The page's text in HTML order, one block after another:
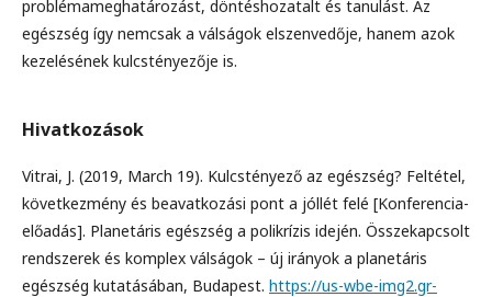
problémameghatározást, döntéshozatalt és tanulást. Az
egészség így nemcsak a válságok elszenvedője, hanem azok
kezelésének kulcstényezője is.
Hivatkozások
Vitrai, J. (2019, March 19). Kulcstényező az egészség? Feltétel,
következmény és beavatkozási pont a jóllét felé [Konferencia-
előadás]. Planetáris egészség a polikrízis idején. Összekapcsolt
rendszerek és komplex válságok – új irányok a planetáris
egészség kutatásában, Budapest. https://us-wbe-img2.gr-